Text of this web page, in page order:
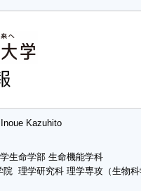
Inoue Kazuhito
生命学部 生命機能学科
院 理学研究科 理学専攻（生物